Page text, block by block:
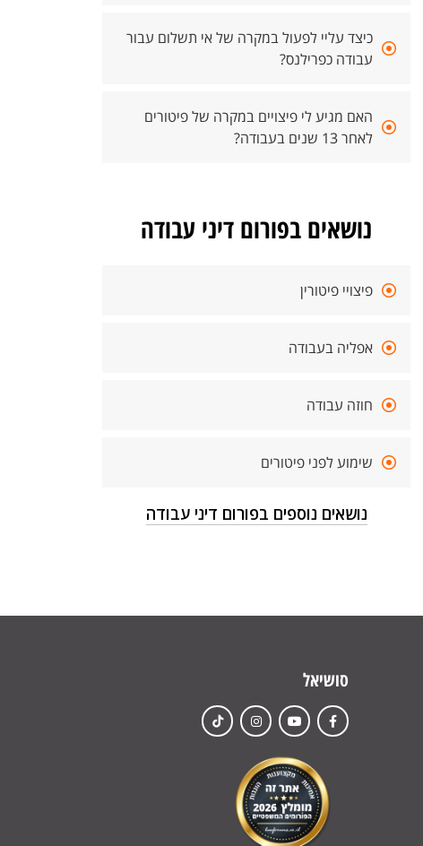
כיצד עליי לפעול במקרה של אי תשלום עבור
עבודה כפרילנס?
האם מגיע לי פיצויים במקרה של פיטורים
לאחר 13 שנים בעבודה?
נושאים בפורום דיני עבודה
פיצויי פיטורין
אפליה בעבודה
חוזה עבודה
שימוע לפני פיטורים
נושאים נוספים בפורום דיני עבודה
סושיאל